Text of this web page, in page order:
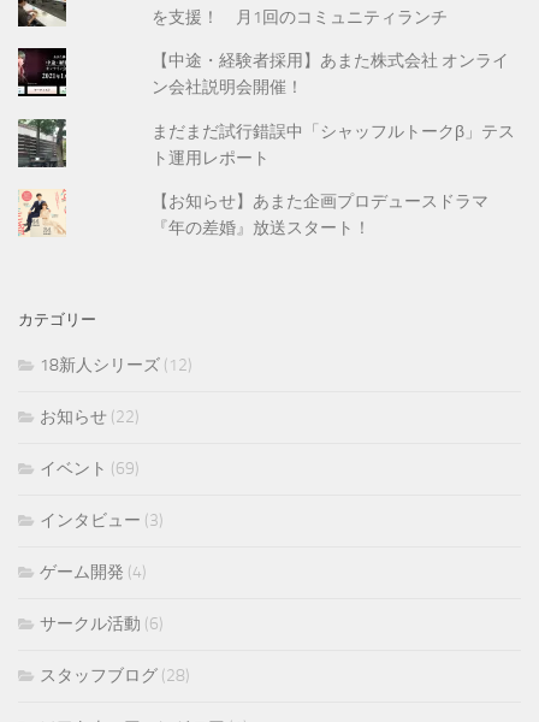
を支援！ 月1回のコミュニティランチ
【中途・経験者採用】あまた株式会社 オンライ
ン会社説明会開催！
まだまだ試行錯誤中「シャッフルトークβ」テス
ト運用レポート
【お知らせ】あまた企画プロデュースドラマ
『年の差婚』放送スタート！
カテゴリー
18新人シリーズ (12)
お知らせ (22)
イベント (69)
インタビュー (3)
ゲーム開発 (4)
サークル活動 (6)
スタッフブログ (28)